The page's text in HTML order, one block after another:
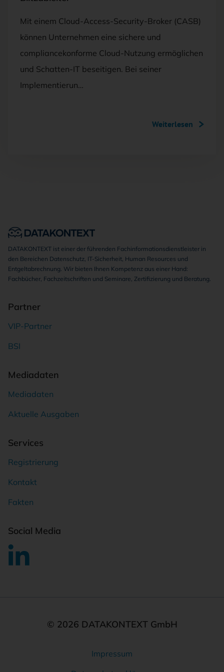
Mit einem Cloud-Access-Security-Broker (CASB)
können Unternehmen eine sichere und
compliancekonforme Cloud-Nutzung ermöglichen
und Schatten-IT beseitigen. Bei seiner
Implementierun…
Weiterlesen
DATAKONTEXT ist einer der führenden Fachinformationsdienstleister in
den Bereichen Datenschutz, IT-Sicherheit, Human Resources und
Entgeltabrechnung. Wir bieten Ihnen Kompetenz aus einer Hand:
Fachbücher, Fachzeitschriften und Seminare, Zertifizierung und Beratung.
Partner
VIP-Partner
BSI
Mediadaten
Mediadaten
Aktuelle Ausgaben
Services
Registrierung
Kontakt
Fakten
Social Media
© 2026 DATAKONTEXT GmbH
Impressum